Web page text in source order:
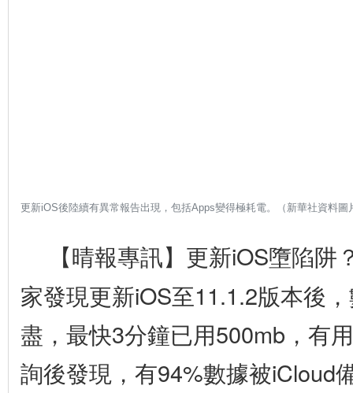
更新iOS後陸續有異常報告出現，包括Apps變得極耗電。（新華社資料圖
【晴報專訊】更新iOS墮陷阱
家發現更新iOS至11.1.2版本後
盡，最快3分鐘已用500mb，有
詢後發現，有94%數據被iCloud